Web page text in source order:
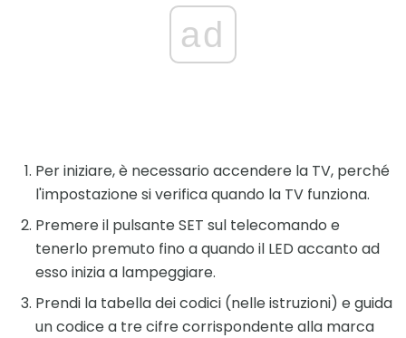
ad
Per iniziare, è necessario accendere la TV, perché
l'impostazione si verifica quando la TV funziona.
Premere il pulsante SET sul telecomando e
tenerlo premuto fino a quando il LED accanto ad
esso inizia a lampeggiare.
Prendi la tabella dei codici (nelle istruzioni) e guida
un codice a tre cifre corrispondente alla marca